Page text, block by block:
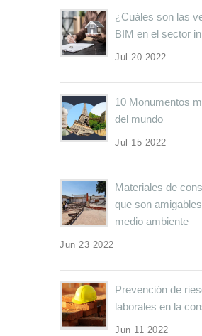
¿Cuáles son las
BIM en el sector
Jul 20 2022
10 Monumentos
del mundo
Jul 15 2022
Materiales de
que son
medio ambiente
Jun 23 2022
Prevención de
laborales en la
Jun 11 2022